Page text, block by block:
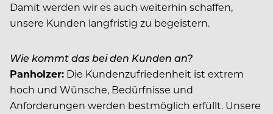
Damit werden wir es auch weiterhin schaffen,
unsere Kunden langfristig zu begeistern.
Wie kommt das bei den Kunden an?
Panholzer: Die Kundenzufriedenheit ist extrem
hoch und Wünsche, Bedürfnisse und
Anforderungen werden bestmöglich erfüllt. Unsere